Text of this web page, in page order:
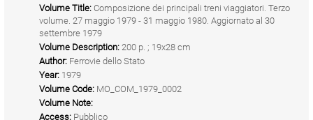
Volume Title: Composizione dei principali treni viaggiatori. Terzo
volume. 27 maggio 1979 - 31 maggio 1980. Aggiornato al 30
settembre 1979
Volume Description: 200 p. ; 19x28 cm
Author: Ferrovie dello Stato
Year: 1979
Volume Code: MO_COM_1979_0002
Volume Note:
Access: Pubblico